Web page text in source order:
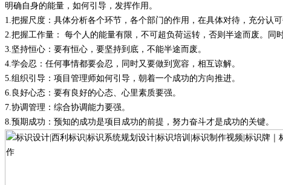
明确自身的能量，如何引导，发挥作用。
1. 把握尺 度： 具体分析各个环节，各个部门的作用，在具体对待，充分认
2. 把握工作量 ：
每个人的能量有限，不可超负荷运转，否则半途而废。同
3. 坚持恒心 ： 要有恒心，要坚持到底，不能半途而废。
4. 学会忍 ： 任何事情都要会忍，同时又要做到宽容，相互谅解。
5. 组织引导 ： 项目管理师如何引导，朝着一个成功的方向推进。
6. 良好心态 ： 要有良好的心态、心里素质要强 。
7. 协调管理 ： 综合协调能力要强 。
8. 预期成功 ： 预知的成功是项目成功的前提，努力奋斗才是成功的关键。